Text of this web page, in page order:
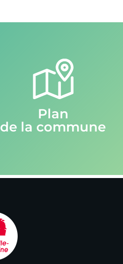
Plan
de la commune